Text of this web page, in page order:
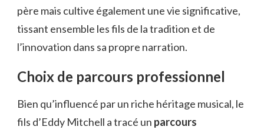
père mais cultive également une vie significative,
tissant ensemble les fils de la tradition et de
l’innovation dans sa propre narration.
Choix de parcours professionnel
Bien qu’influencé par un riche héritage musical, le
fils d’Eddy Mitchell a tracé un parcours